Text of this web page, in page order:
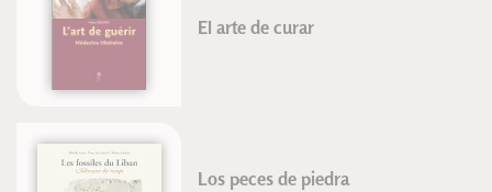
El arte de curar
Los peces de piedra